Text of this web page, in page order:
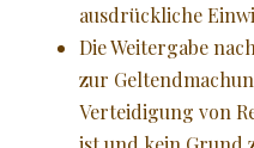
ausdrückliche
Die Weitergabe
zur
Verteidigung von